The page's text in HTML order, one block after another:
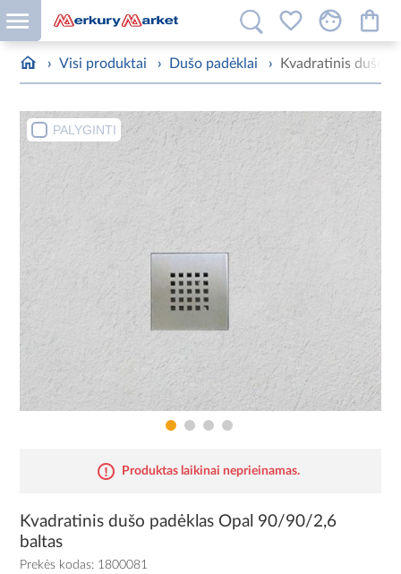
› Visi produktai › Dušo padėklai › Kvadratinis dušo
PALYGINTI
Produktas laikinai neprieinamas.
Kvadratinis dušo padėklas Opal 90/90/2,6
baltas
Prekės kodas: 1800081